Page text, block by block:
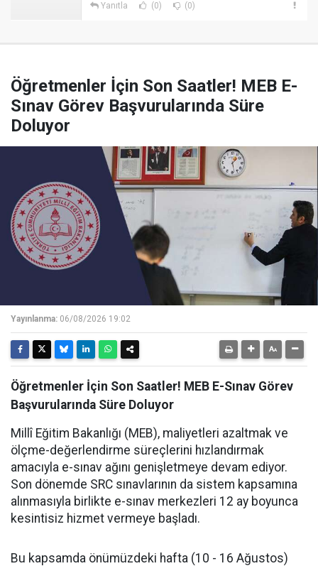
Yanıtla (0) (0)
Öğretmenler İçin Son Saatler! MEB E-
Sınav Görev Başvurularında Süre
Doluyor
Yayınlanma: 06/08/2026 19:02
Öğretmenler İçin Son Saatler! MEB E-Sınav Görev
Başvurularında Süre Doluyor
Millî Eğitim Bakanlığı (MEB), maliyetleri azaltmak ve
ölçme-değerlendirme süreçlerini hızlandırmak
amacıyla e-sınav ağını genişletmeye devam ediyor.
Son dönemde SRC sınavlarının da sistem kapsamına
alınmasıyla birlikte e-sınav merkezleri 12 ay boyunca
kesintisiz hizmet vermeye başladı.
Bu kapsamda önümüzdeki hafta (10 - 16 Ağustos)